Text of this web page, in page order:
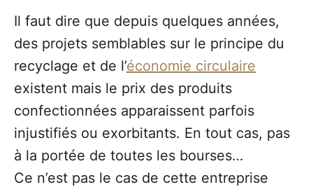
Il faut dire que depuis quelques années,
des projets semblables sur le principe du
recyclage et de l’économie circulaire
existent mais le prix des produits
confectionnées apparaissent parfois
injustifiés ou exorbitants. En tout cas, pas
à la portée de toutes les bourses…
Ce n’est pas le cas de cette entreprise